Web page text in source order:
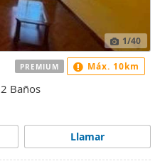
1/40
2 Baños
Llamar
PREMIUM Máx. 10km